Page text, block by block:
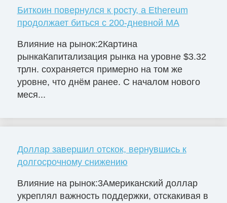
Биткоин повернулся к росту, а Ethereum
продолжает биться с 200-дневной MA
Влияние на рынок:2Картина
рынкаКапитализация рынка на уровне $3.32
трлн. сохраняется примерно на том же
уровне, что днём ранее. С началом нового
меся...
Доллар завершил отскок, вернувшись к
долгосрочному снижению
Влияние на рынок:3Американский доллар
укреплял важность поддержки, отскакивая в